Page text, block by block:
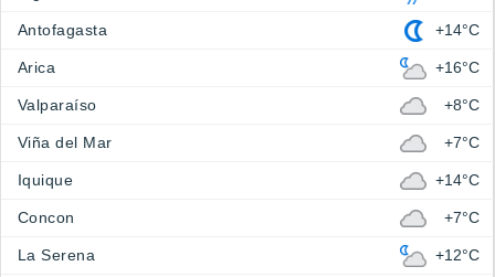
Antofagasta +14°C
Arica +16°C
Valparaíso +8°C
Viña del Mar +7°C
Iquique +14°C
Concon +7°C
La Serena +12°C